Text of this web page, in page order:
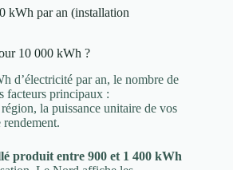
kWh par an (installation
10 000 kWh ?
d’électricité par an, le nombre de
facteurs principaux :
la puissance unitaire de vos
rendement.
produit entre 900 et 1 400 kWh